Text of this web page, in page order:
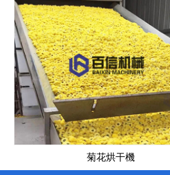
菊花烘干機